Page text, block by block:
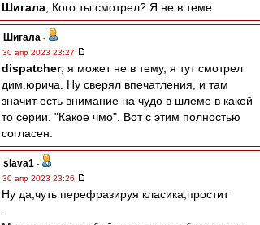
Шигала , Кого ты смотрел? Я не в теме.
Шигала -
30 апр 2023 23:27
dispatcher, я может не в тему, я тут смотрел
дим.юрича. Ну сверял впечатления, и там
значит есть внимание на чудо в шлеме в какой
то серии. "Какое чмо". Вот с этим полностью
согласен.
slava1 -
30 апр 2023 23:26
Ну да,чуть перефразируя класика,простит